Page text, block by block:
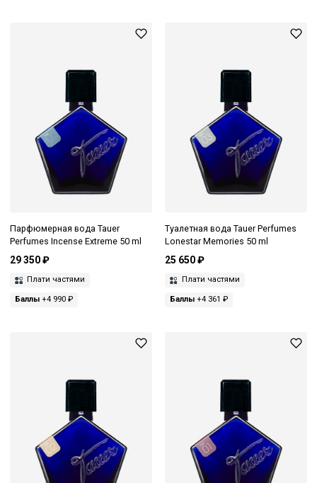
Парфюмерная вода Tauer
Perfumes Incense Extreme 50 ml
29 350 ₽
Плати частями
Баллы +4 990 ₽
Туалетная вода Tauer Perfumes
Lonestar Memories 50 ml
25 650 ₽
Плати частями
Баллы+4 361 ₽